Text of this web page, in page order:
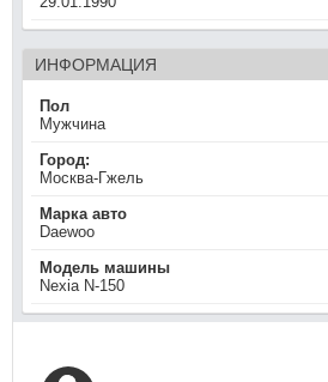
ИНФОРМАЦИЯ
Пол
Мужчина
Город:
Москва-Гжель
Марка авто
Daewoo
Модель машины
Nexia N-150